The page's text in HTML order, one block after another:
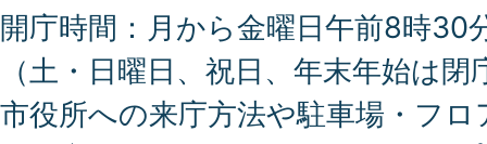
開庁時間：月から金曜日午前8時30
（土・日曜日、祝日、年末年始は閉
市役所への来庁方法や駐車場・フ